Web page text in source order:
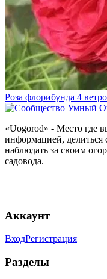
Роза флорибунда 4
«Uogorod» - Место где
информацией,
наблюдать за своим
садовода.
Аккаунт
ВходРегистрация
Разделы